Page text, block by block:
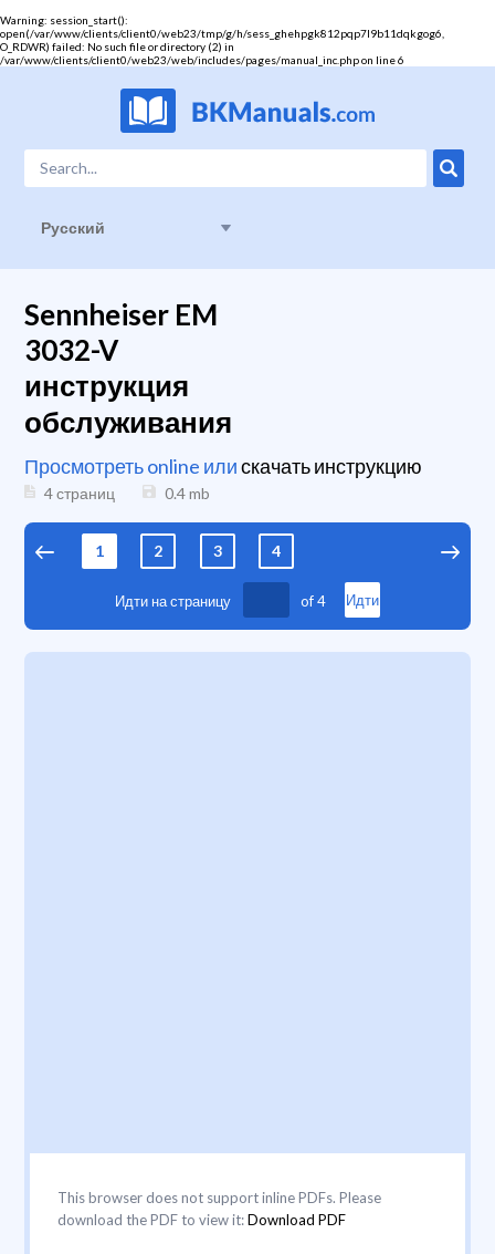
Warning: session_start():
open(/var/www/clients/client0/web23/tmp/g/h/sess_ghehpgk812pqp7l9b11dqkgog6,
O_RDWR) failed: No such file or directory (2) in
/var/www/clients/client0/web23/web/includes/pages/manual_inc.phpon line6
Русский
Sennheiser EM
3032-V
инструкция
обслуживания
Просмотреть online илискачать инструкцию
4 страниц 0.4mb
1 2 3 4
Идти на страницу of4 Идти
This browser does not support inline PDFs. Please
download the PDF to view it:Download PDF